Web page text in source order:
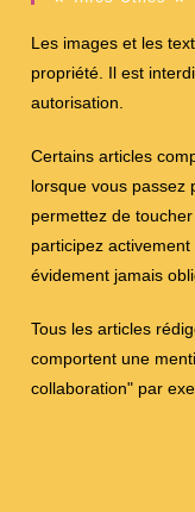
Les images et les
propriété. Il est
autorisation.
Certains articles
lorsque vous passez
permettez de
participez activement
évidement jamais
Tous les articles
comportent une
collaboration" par